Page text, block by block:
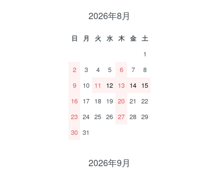
2026年8月
日 月 火 水 木 金
土
1
2
3 4 5 6 7
8
9
10 11 12 13 14 15
16 17 18 19 20 21
22
23 24 25 26 27 28 29
30 31
2026年9月